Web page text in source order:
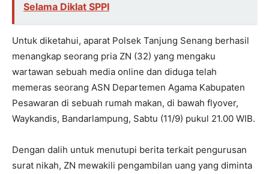
Selama Diklat SPPI
Untuk diketahui, aparat Polsek Tanjung Senang berhasil
menangkap seorang pria ZN (32) yang mengaku
wartawan sebuah media online dan diduga telah
memeras seorang ASN Departemen Agama Kabupaten
Pesawaran di sebuah rumah makan, di bawah flyover,
Waykandis, Bandarlampung, Sabtu (11/9) pukul 21.00 WIB.
Dengan dalih untuk menutupi berita terkait pengurusan
surat nikah, ZN mewakili pengambilan uang yang diminta